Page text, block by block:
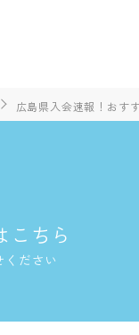
広島県入会速報！おす
こちら
ださい